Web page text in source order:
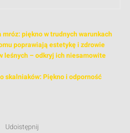
mróz: piękno w trudnych warunkach
poprawiają estetykę i zdrowie
leśnych – odkryj ich niesamowite
skalniaków: Piękno i odporność
Udoistępnij